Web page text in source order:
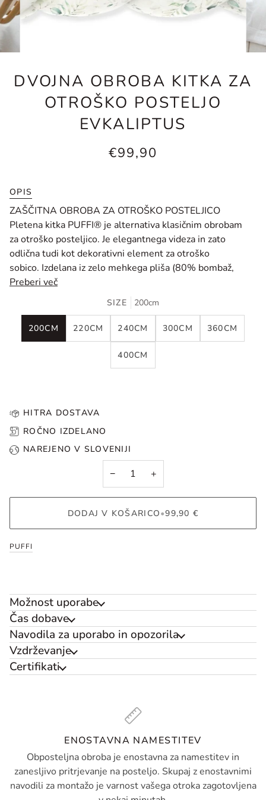
DVOJNA OBROBA KITKA ZA
OTROŠKO POSTELJO
EVKALIPTUS
€99,90
OPIS
ZAŠČITNA OBROBA ZA OTROŠKO POSTELJICO
Pletena kitka PUFFI® je alternativa klasičnim obrobam
za otroško posteljico. Je elegantnega videza in zato
odlična tudi kot dekorativni element za otroško
sobico. Izdelana iz zelo mehkega pliša (80% bombaž,
Preberi več
SIZE 200cm
200CM 220CM 240CM 300CM 360CM
400CM
HITRA DOSTAVA
ROČNO IZDELANO
NAREJENO V SLOVENIJI
− +
DODAJ V KOŠARICO•99,90 €
PUFFI
Možnost uporabe
Čas dobave
Navodila za uporabo in opozorila
Vzdrževanje
Certifikati
ENOSTAVNA NAMESTITEV
Obposteljna obroba je enostavna za namestitev in
zanesljivo pritrjevanje na posteljo. Skupaj z enostavnimi
navodili za montažo je varnost vašega otroka zagotovljena